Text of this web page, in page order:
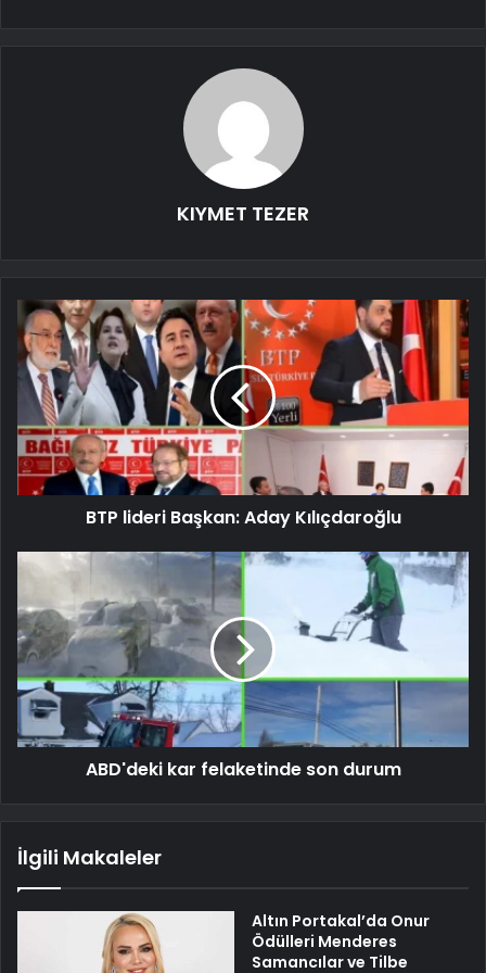
KIYMET TEZER
BTP lideri Başkan: Aday Kılıçdaroğlu
ABD'deki kar felaketinde son durum
İlgili Makaleler
Altın Portakal’da Onur
Ödülleri Menderes
Samancılar ve Tilbe